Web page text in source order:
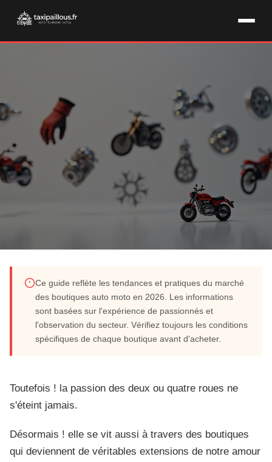
Trouver la meilleure boutique auto et moto
pour vos besoins
Juillet 2026
Ce guide reflète les tendances et pratiques du marché
des boutiques auto moto en 2026. Les informations
sont basées sur l'expérience de passionnés et
l'observation du secteur. Vérifiez toujours les conditions
spécifiques de chaque boutique avant d'acheter.
Toutefois ! la passion des deux ou quatre roues ne
s'éteint jamais.
Désormais ! elle se vit aussi à travers des boutiques
qui deviennent de véritables extensions de notre amour